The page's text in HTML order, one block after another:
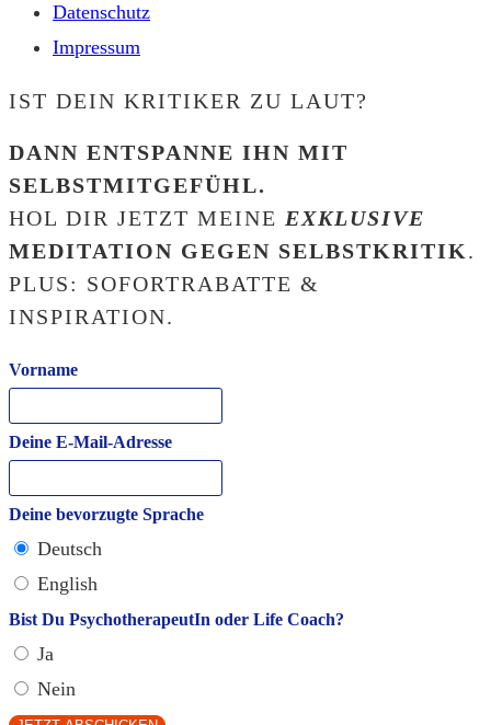
Datenschutz
Impressum
IST DEIN KRITIKER ZU LAUT?
DANN ENTSPANNE IHN MIT
SELBSTMITGEFÜHL.
HOL DIR JETZT MEINE EXKLUSIVE
MEDITATION GEGEN SELBSTKRITIK.
PLUS: SOFORTRABATTE &
INSPIRATION.
Vorname
Deine E-Mail-Adresse
Deine bevorzugte Sprache
Deutsch
English
Bist Du PsychotherapeutIn oder Life Coach?
Ja
Nein